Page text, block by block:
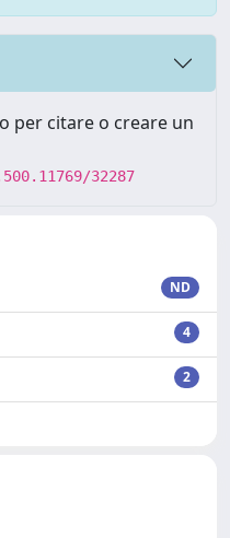
per citare o creare un
32287
ND
4
2